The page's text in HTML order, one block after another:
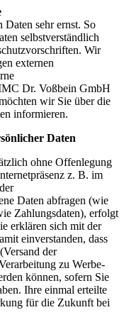
Daten sehr ernst. So
selbstverständlich
Wir
externen
Dr. Voßbein GmbH
wir Sie über die
informieren.
Daten
ohne Offenlegung
z. B. im
Daten abfragen (wie
Zahlungsdaten), erfolgt
erklären sich mit der
einverstanden, dass
der
zu Werbe-
können, sofern Sie
Ihre einmal erteilte
für die Zukunft bei